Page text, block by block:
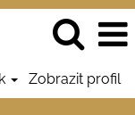
Zobrazit profil